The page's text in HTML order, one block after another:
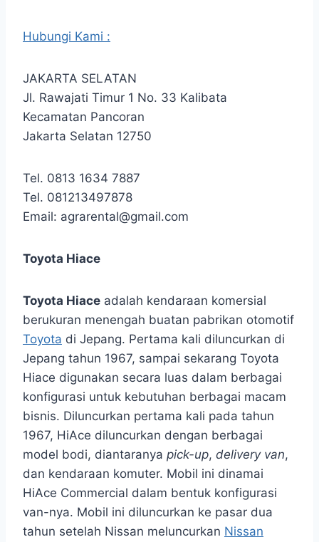
Hubungi Kami :
JAKARTA SELATAN
Jl. Rawajati Timur 1 No. 33 Kalibata
Kecamatan Pancoran
Jakarta Selatan 12750
Tel. 0813 1634 7887
Tel. 081213497878
Email: agrarental@gmail.com
Toyota Hiace
Toyota Hiace adalah kendaraan komersial
berukuran menengah buatan pabrikan otomotif
Toyota di Jepang. Pertama kali diluncurkan di
Jepang tahun 1967, sampai sekarang Toyota
Hiace digunakan secara luas dalam berbagai
konfigurasi untuk kebutuhan berbagai macam
bisnis. Diluncurkan pertama kali pada tahun
1967, HiAce diluncurkan dengan berbagai
model bodi, diantaranya pick-up, delivery van,
dan kendaraan komuter. Mobil ini dinamai
HiAce Commercial dalam bentuk konfigurasi
van-nya. Mobil ini diluncurkan ke pasar dua
tahun setelah Nissan meluncurkan Nissan